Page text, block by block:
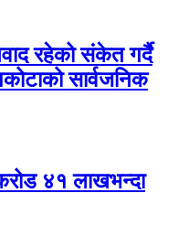
रहेको संकेत गर्दै
सार्वजनिक
करोड ४१ लाखभन्दा